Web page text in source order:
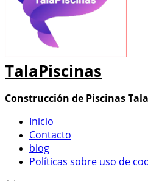
TalaPiscinas
Construcción de Piscinas
Inicio
Contacto
blog
Políticas sobre uso de